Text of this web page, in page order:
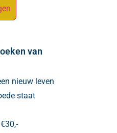
van
nieuw leven
staat